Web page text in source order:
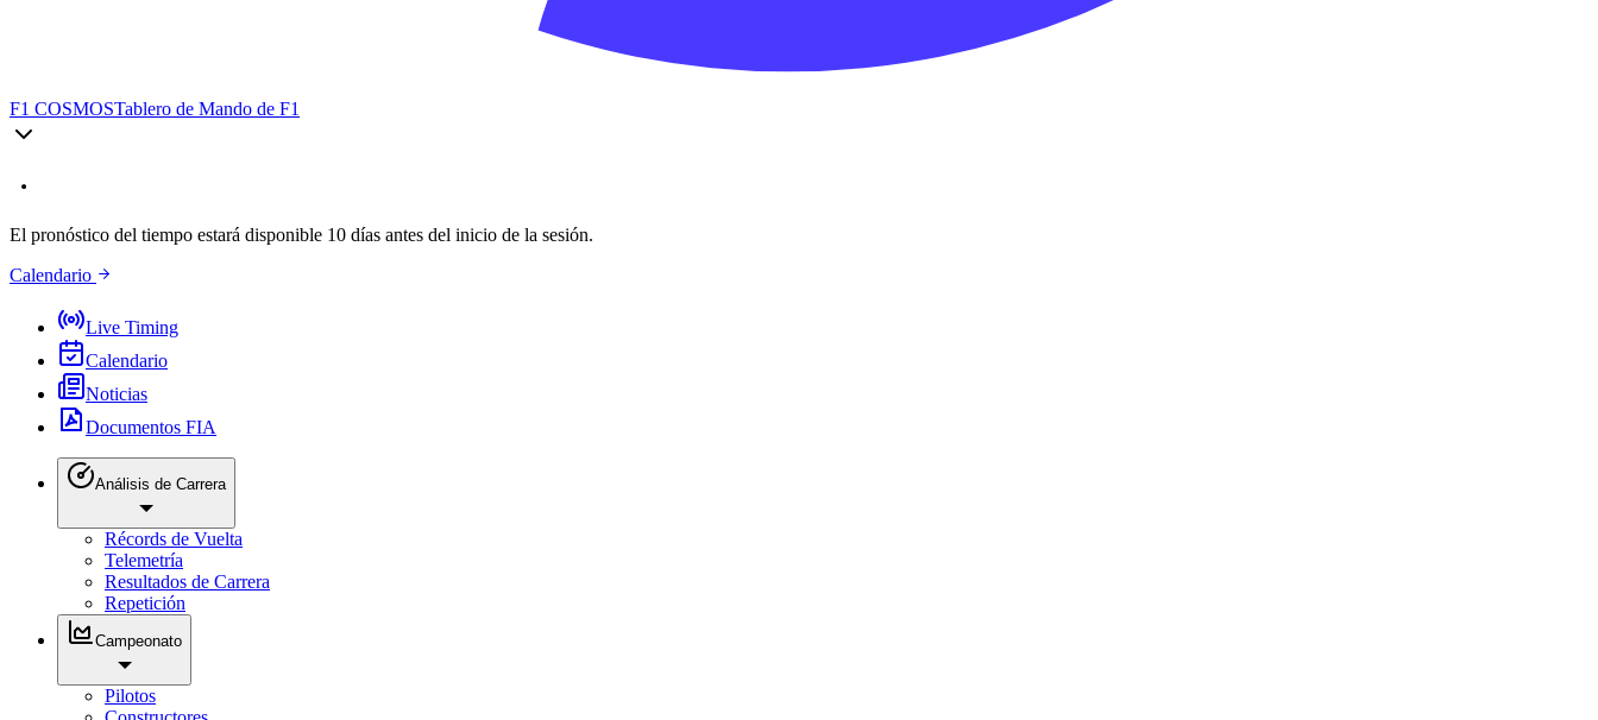
F1 COSMOSTablero de Mando de F1
El pronóstico del tiempo estará disponible 10 días antes del inicio de la sesión.
Calendario
Live Timing
Calendario
Noticias
Documentos FIA
Análisis de Carrera
Récords de Vuelta
Telemetría
Resultados de Carrera
Repetición
Campeonato
Pilotos